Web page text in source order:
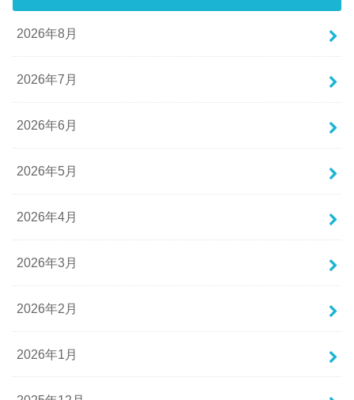
2026年8月
2026年7月
2026年6月
2026年5月
2026年4月
2026年3月
2026年2月
2026年1月